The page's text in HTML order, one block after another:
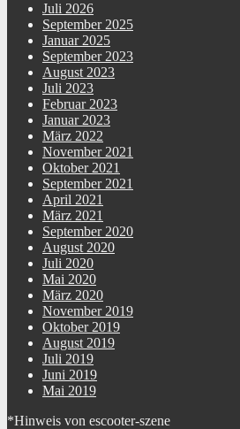
Juli 2026
September 2025
Januar 2025
September 2023
August 2023
Juli 2023
Februar 2023
Januar 2023
März 2022
November 2021
Oktober 2021
September 2021
April 2021
März 2021
September 2020
August 2020
Juli 2020
Mai 2020
März 2020
November 2019
Oktober 2019
August 2019
Juli 2019
Juni 2019
Mai 2019
*Hinweis von escooter-szene